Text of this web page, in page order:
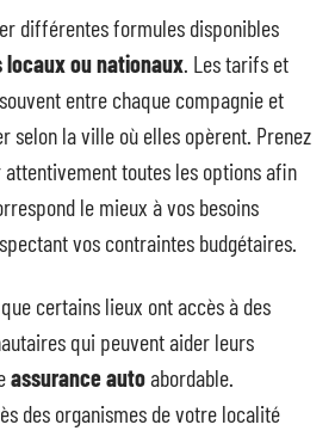
différentes formules disponibles
locaux ou nationaux. Les tarifs et
entre chaque compagnie et
selon la ville où elles opèrent. Prenez
toutes les options afin
le mieux à vos besoins
vos contraintes budgétaires.
certains lieux ont accès à des
qui peuvent aider leurs
assurance autoabordable.
des organismes de votre localité